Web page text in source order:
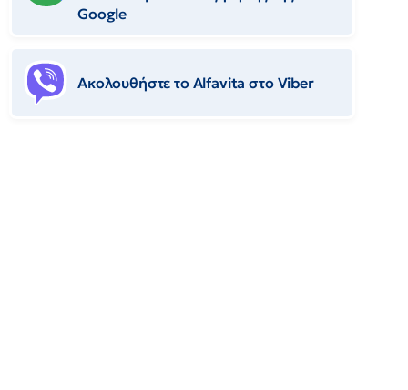
Google
Ακολουθήστε το Αlfavita στο Viber